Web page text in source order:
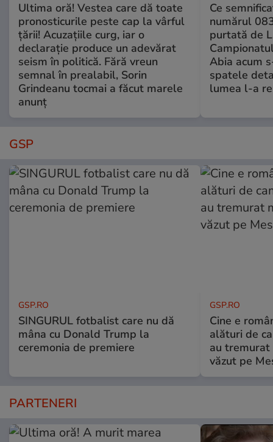
Ultima oră! Vestea care dă toate
pronosticurile peste cap la vârful
țării! Acuzațiile curg, iar o
declarație produce un adevărat
seism în politică. Fără vreun
semnal în prealabil, Sorin
Grindeanu tocmai a făcut marele
anunț
Ce
numărul
purtată de
Abia acum
spatele
lumea l-a
GSP
GSP.RO
SINGURUL fotbalist care nu dă
mâna cu Donald Trump la
ceremonia de premiere
GSP.RO
Cine e
alături de
au
văzut pe
PARTENERI